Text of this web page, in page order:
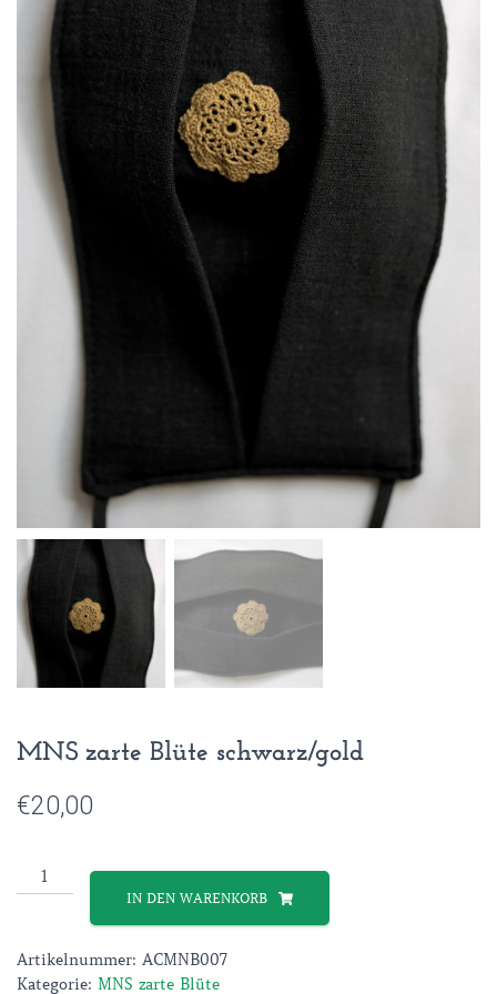
MNS zarte Blüte schwarz/gold
€20,00
MNS
zarte
Menge
IN DEN WARENKORB
Artikelnummer: ACMNB007
Kategorie: MNS zarte Blüte